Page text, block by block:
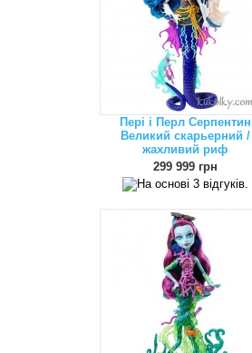
Пері і Перл Серпентин
Великий скарьерний /
жахливий риф
299 999 грн